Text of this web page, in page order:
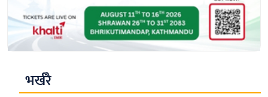
भर्खरै